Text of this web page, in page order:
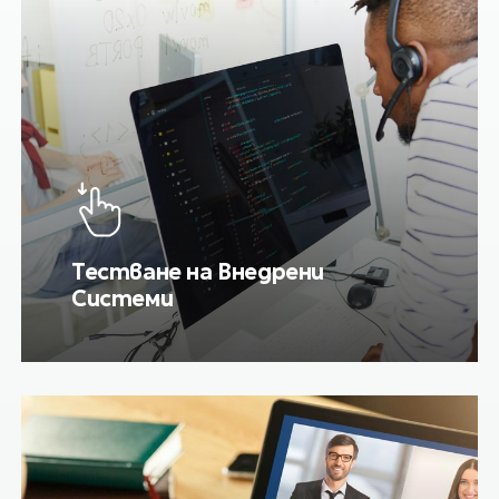
Тестване на Внедрени
Системи